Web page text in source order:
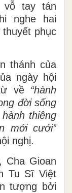
vỗ tay tán
nghe hai
phục
thánh của
ngày hội
về “hành
đời sống
hành thiêng
mới cưới”
nghị.
Cha Gioan
Tu Sĩ Việt
tượng bởi